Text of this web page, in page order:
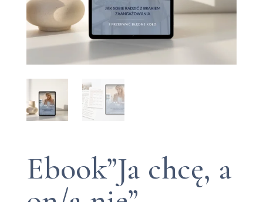
Ebook”Ja chcę, a